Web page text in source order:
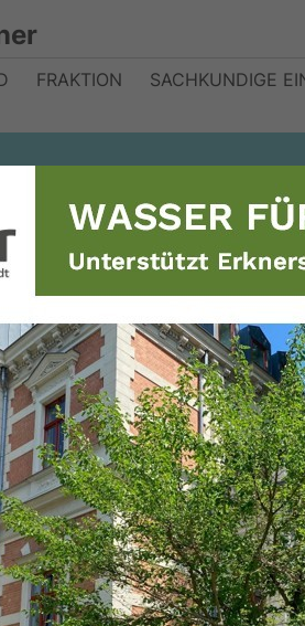
FRAKTION SACHKUNDIGE
-
"AG WISO" in